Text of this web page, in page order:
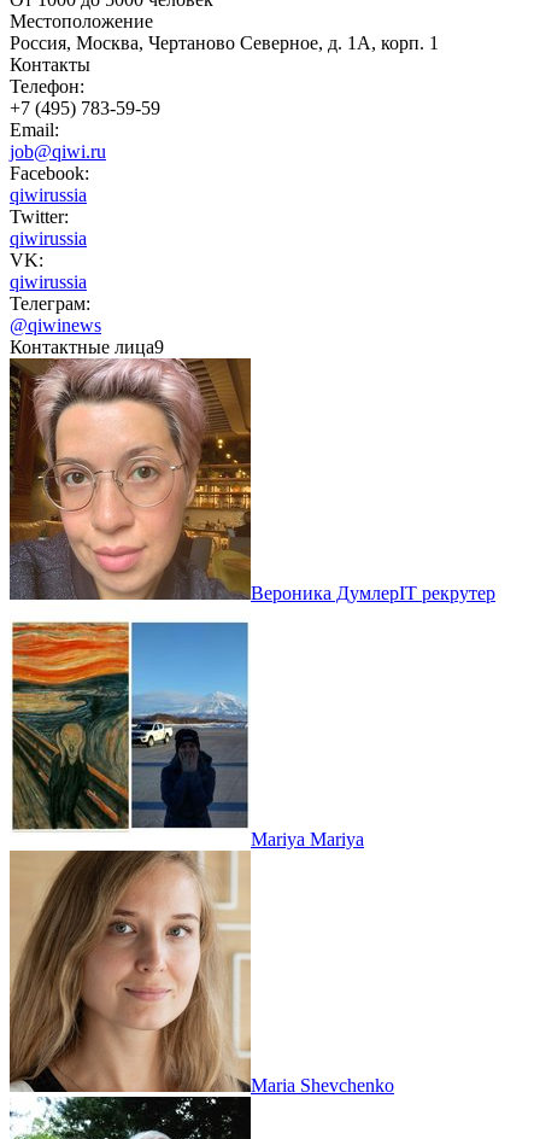
Местоположение
Россия, Москва, Чертаново Северное, д. 1А, корп. 1
Контакты
Телефон:
+7 (495) 783-59-59
Email:
job@qiwi.ru
Facebook:
qiwirussia
Twitter:
qiwirussia
VK:
qiwirussia
Телеграм:
@qiwinews
Контактные лица9
Вероника ДумлерIT рекрутер
Mariya Mariya
Maria Shevchenko